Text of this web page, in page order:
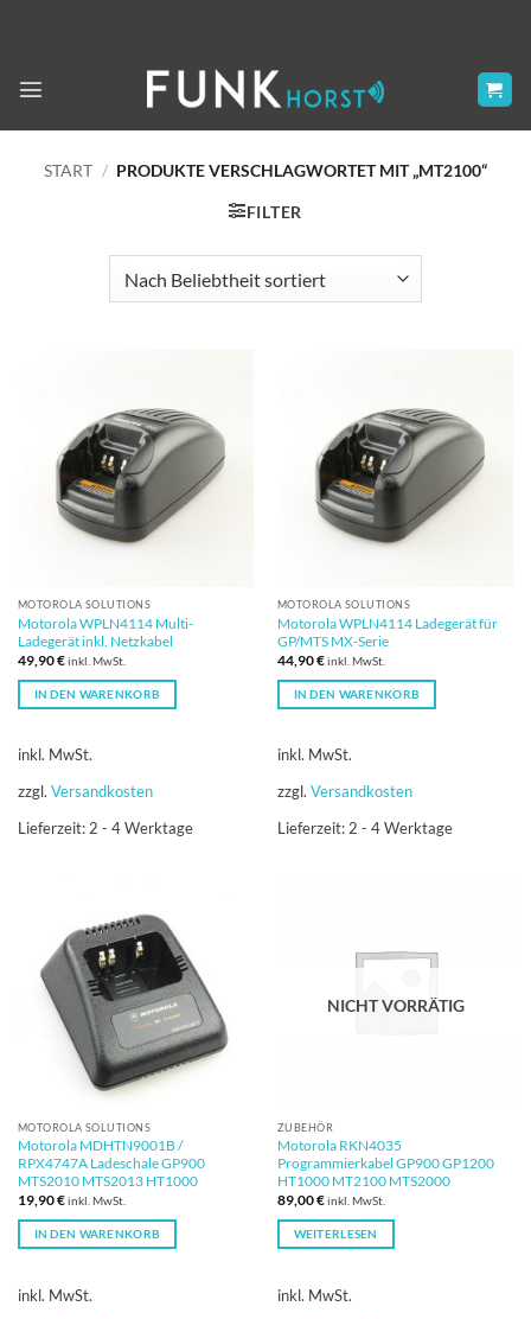
START / PRODUKTE VERSCHLAGWORTET MIT „MT2100“
FILTER
MOTOROLA SOLUTIONS
Motorola WPLN4114 Multi-
Ladegerät inkl. Netzkabel
49,90€inkl. MwSt.
IN DEN WARENKORB
inkl. MwSt.
zzgl. Versandkosten
Lieferzeit:2 - 4 Werktage
MOTOROLA SOLUTIONS
Motorola WPLN4114 Ladegerät für
GP/MTS MX-Serie
44,90€inkl. MwSt.
IN DEN WARENKORB
inkl. MwSt.
zzgl. Versandkosten
Lieferzeit:2 - 4 Werktage
MOTOROLA SOLUTIONS
Motorola MDHTN9001B /
RPX4747A Ladeschale GP900
MTS2010 MTS2013 HT1000
19,90€inkl. MwSt.
IN DEN WARENKORB
inkl. MwSt.
NICHT VORRÄTIG
ZUBEHÖR
Motorola RKN4035
Programmierkabel GP900 GP1200
HT1000 MT2100 MTS2000
89,00€inkl. MwSt.
WEITERLESEN
inkl. MwSt.